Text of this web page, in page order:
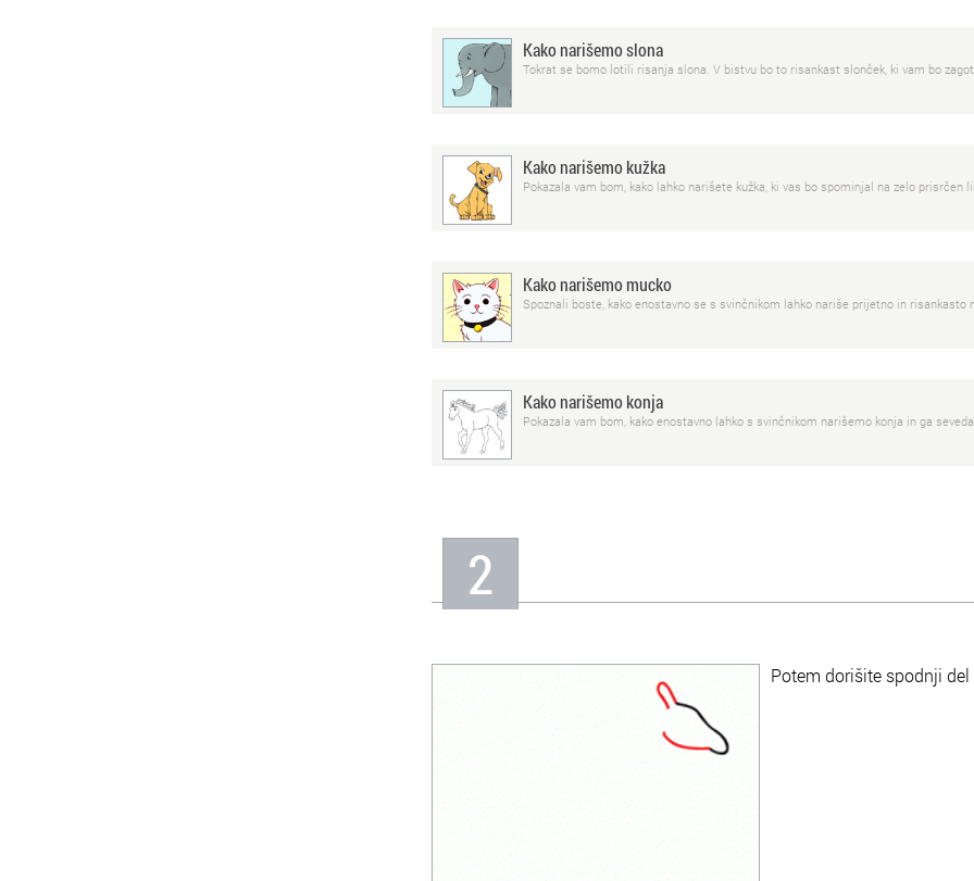
Kako narišemo slona
Tokrat se bomo lotili risanja slona. V bistvu bo to risankast slonček, ki vam bo
Kako narišemo kužka
Pokazala vam bom, kako lahko narišete kužka, ki vas bo spominjal na zelo prisrčen
Kako narišemo mucko
Spoznali boste, kako enostavno se s svinčnikom lahko nariše prijetno in risankasto
Kako narišemo konja
Pokazala vam bom, kako enostavno lahko s svinčnikom narišemo konja in ga
2
Potem dorišite spodnji